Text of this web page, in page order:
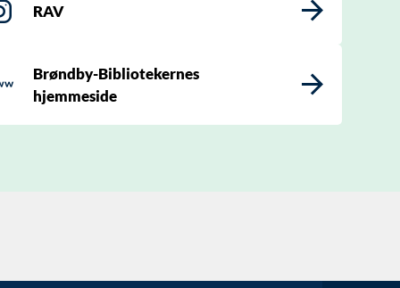
RAV
Brøndby-Bibliotekernes
hjemmeside